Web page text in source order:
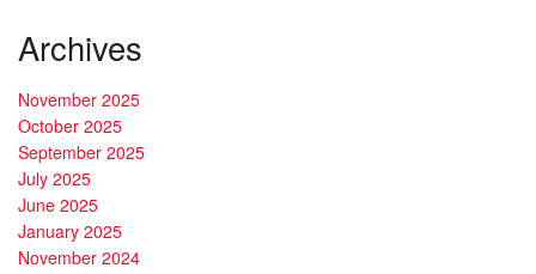
Archives
November 2025
October 2025
September 2025
July 2025
June 2025
January 2025
November 2024